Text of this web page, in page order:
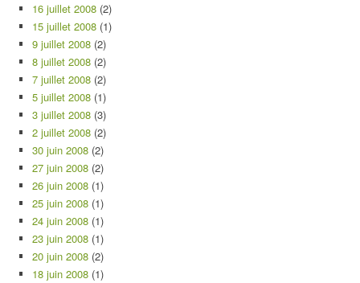
16 juillet 2008 (2)
15 juillet 2008 (1)
9 juillet 2008 (2)
8 juillet 2008 (2)
7 juillet 2008 (2)
5 juillet 2008 (1)
3 juillet 2008 (3)
2 juillet 2008 (2)
30 juin 2008 (2)
27 juin 2008 (2)
26 juin 2008 (1)
25 juin 2008 (1)
24 juin 2008 (1)
23 juin 2008 (1)
20 juin 2008 (2)
18 juin 2008 (1)